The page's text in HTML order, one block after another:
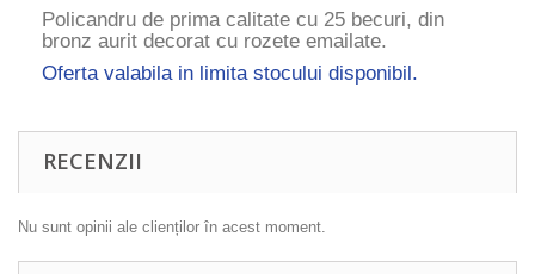
Policandru de prima calitate cu 25 becuri, din
bronz aurit decorat cu rozete emailate.
Oferta valabila in limita stocului disponibil.
RECENZII
Nu sunt opinii ale clienților în acest moment.